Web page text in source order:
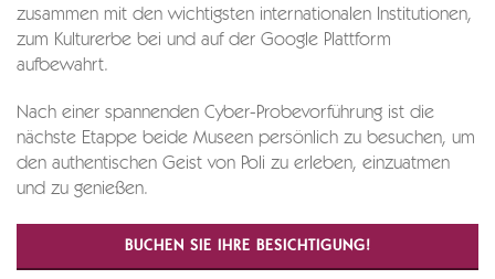
zusammen mit den wichtigsten internationalen Institutionen,
zum Kulturerbe bei und auf der Google Plattform
aufbewahrt.
Nach einer spannenden Cyber-Probevorführung ist die
nächste Etappe beide Museen persönlich zu besuchen, um
den authentischen Geist von Poli zu erleben, einzuatmen
und zu genießen.
BUCHEN SIE IHRE BESICHTIGUNG!